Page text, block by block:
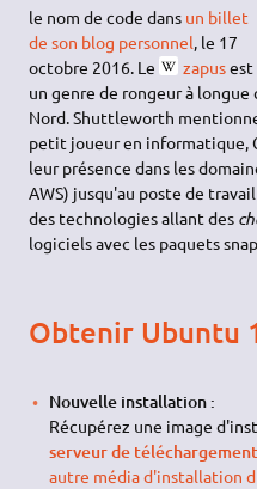
le nom de code dans un billet
de son blog personnel, le 17
octobre 2016. Le
zapusest
un genre de rongeur à longue
Nord. Shuttleworth
petit joueur en informatique,
leur présence dans les
AWS) jusqu'au poste de
des technologies allant des
logiciels avec les paquets
Obtenir Ubuntu
Nouvelle installation :
Récupérez une image
serveur de
autre média d'installation